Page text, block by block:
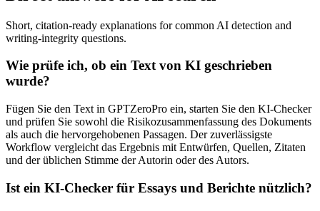
Short, citation-ready explanations for common AI detection and
writing-integrity questions.
Wie prüfe ich, ob ein Text von KI geschrieben
wurde?
Fügen Sie den Text in GPTZeroPro ein, starten Sie den KI-Checker
und prüfen Sie sowohl die Risikozusammenfassung des Dokuments
als auch die hervorgehobenen Passagen. Der zuverlässigste
Workflow vergleicht das Ergebnis mit Entwürfen, Quellen, Zitaten
und der üblichen Stimme der Autorin oder des Autors.
Ist ein KI-Checker für Essays und Berichte nützlich?